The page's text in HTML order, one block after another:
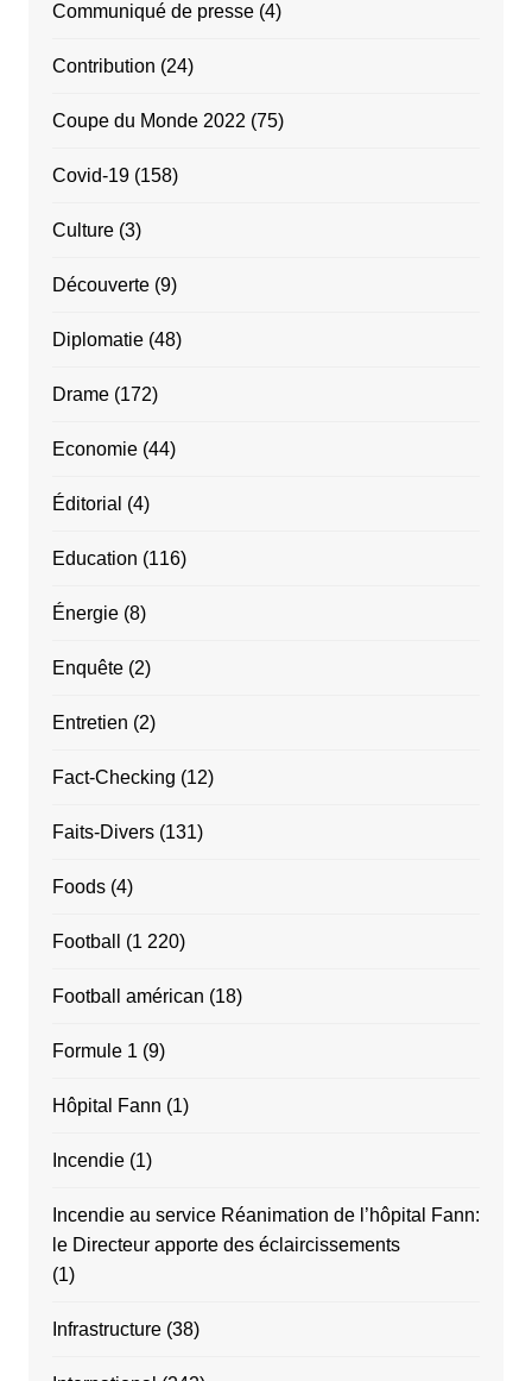
Communiqué de presse(4)
Contribution (24)
Coupe du Monde 2022 (75)
Covid-19(158)
Culture(3)
Découverte(9)
Diplomatie(48)
Drame(172)
Economie(44)
Éditorial (4)
Education (116)
Énergie(8)
Enquête(2)
Entretien (2)
Fact-Checking (12)
Faits-Divers(131)
Foods(4)
Football (1 220)
Football américan (18)
Formule 1 (9)
Hôpital Fann (1)
Incendie(1)
Incendie au service Réanimation de l’hôpital Fann:
le Directeur apporte des éclaircissements
(1)
Infrastructure(38)